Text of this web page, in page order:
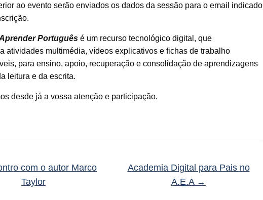
ao evento serão enviados os dados da sessão para o email indicado
Português é um recurso tecnológico digital, que
atividades multimédia, vídeos explicativos e fichas de trabalho
para ensino, apoio, recuperação e consolidação de aprendizagens
leitura e da escrita.
desde já a vossa atenção e participação.
com o autor Marco
Taylor
Academia Digital para Pais no
A.E.A →